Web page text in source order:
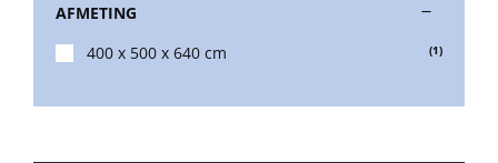
Balkonklemmen
AFMETING
400 x 500 x 640 cm
(1)